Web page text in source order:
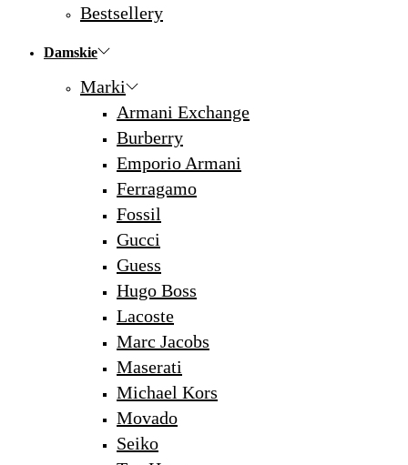
Bestsellery
Damskie
Marki
Armani Exchange
Burberry
Emporio Armani
Ferragamo
Fossil
Gucci
Guess
Hugo Boss
Lacoste
Marc Jacobs
Maserati
Michael Kors
Movado
Seiko